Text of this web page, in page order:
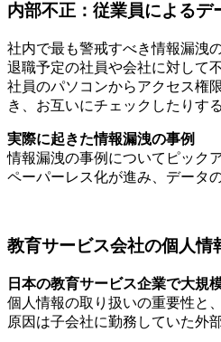
内部不正：従業員によるデ
社内で最も警戒すべき情報漏洩
退職予定の社員や会社に対して
社員のパソコンからアクセス権
き、お互いにチェックしたりす
実際に起きた情報漏洩の事例
情報漏洩の事例についてピック
ペーパーレス化が進み、データ
教育サービス会社の個人情
日本の教育サービス企業で大規
個人情報の取り扱いの重要性と
原因は子会社に勤務していた外